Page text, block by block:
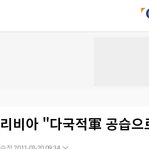
리비아 "다국적軍 공습
수정 2011-03-20 09:34